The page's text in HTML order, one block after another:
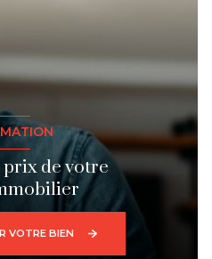
prix de votre
VOTRE BIEN